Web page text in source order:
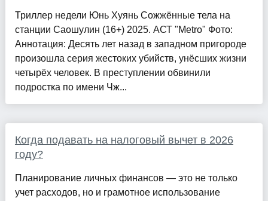
Триллер недели Юнь Хуянь Сожжённые тела на
станции Саошулин (16+) 2025. АСТ "Metro" Фото:
Аннотация: Десять лет назад в западном пригороде
произошла серия жестоких убийств, унёсших жизни
четырёх человек. В преступлении обвинили
подростка по имени Чж...
Когда подавать на налоговый вычет в 2026
году?
Планирование личных финансов — это не только
учет расходов, но и грамотное использование